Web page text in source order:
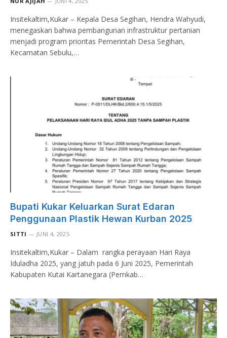
Insitekaltim,Kukar – Kepala Desa Segihan, Hendra Wahyudi,
menegaskan bahwa pembangunan infrastruktur pertanian
menjadi program prioritas Pemerintah Desa Segihan,
Kecamatan Sebulu,…
Bupati Kukar Keluarkan Surat Edaran
Penggunaan Plastik Hewan Kurban 2025
SITTI JUNI 4, 2025
Insitekaltim,Kukar – Dalam rangka perayaan Hari Raya
Iduladha 2025, yang jatuh pada 6 Juni 2025, Pemerintah
Kabupaten Kutai Kartanegara (Pemkab…